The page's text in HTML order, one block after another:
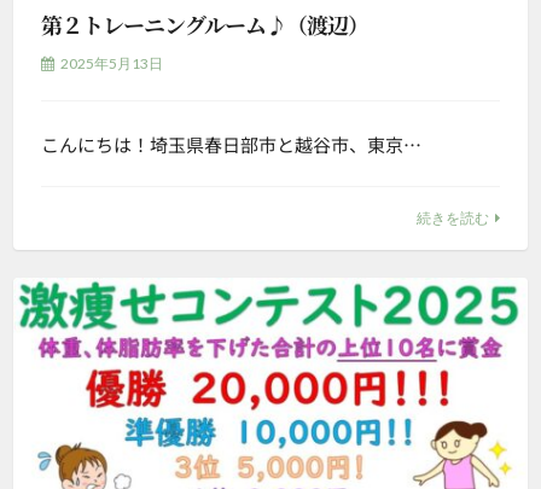
第２トレーニングルーム♪（渡辺）
2025年5月13日
こんにちは！埼玉県春日部市と越谷市、東京…
続きを読む